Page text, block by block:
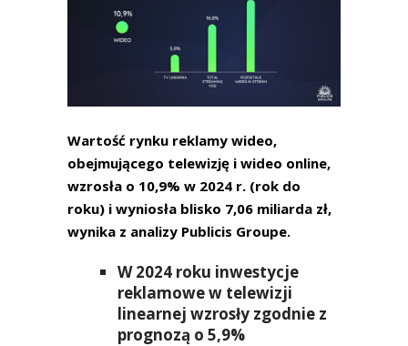
Wartość rynku reklamy wideo,
obejmującego telewizję i wideo online,
wzrosła o 10,9% w 2024 r. (rok do
roku) i wyniosła blisko 7,06 miliarda zł,
wynika z analizy Publicis Groupe.
W 2024 roku inwestycje
reklamowe w telewizji
linearnej wzrosły zgodnie z
prognozą o 5,9%